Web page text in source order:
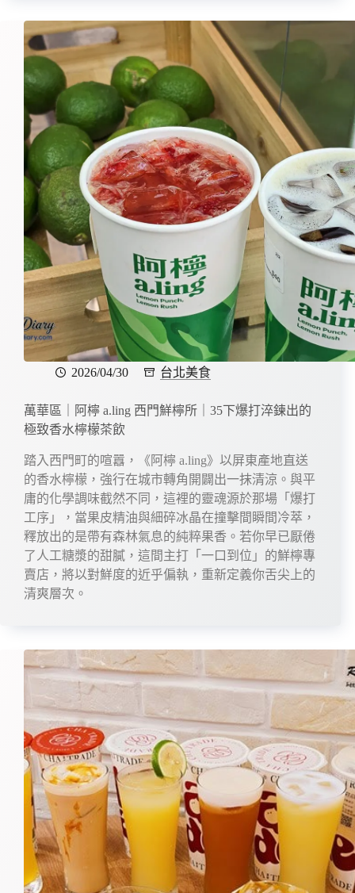
2026/04/30 台北美食
萬華區｜阿檸 a.ling 西門鮮檸所｜35下爆打淬鍊出的
極致香水檸檬茶飲
踏入西門町的喧囂，《阿檸 a.ling》以屏東產地直送
的香水檸檬，強行在城市轉角開闢出一抹清涼。與平
庸的化學調味截然不同，這裡的靈魂源於那場「爆打
工序」，當果皮精油與細碎冰晶在撞擊間瞬間冷萃，
釋放出的是帶有森林氣息的純粹果香。若你早已厭倦
了人工糖漿的甜膩，這間主打「一口到位」的鮮檸專
賣店，將以對鮮度的近乎偏執，重新定義你舌尖上的
清爽層次。